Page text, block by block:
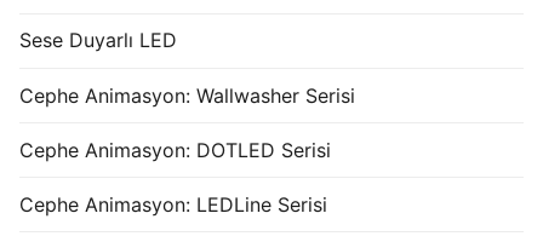
Sese Duyarlı LED
Cephe Animasyon: Wallwasher Serisi
Cephe Animasyon: DOTLED Serisi
Cephe Animasyon: LEDLine Serisi